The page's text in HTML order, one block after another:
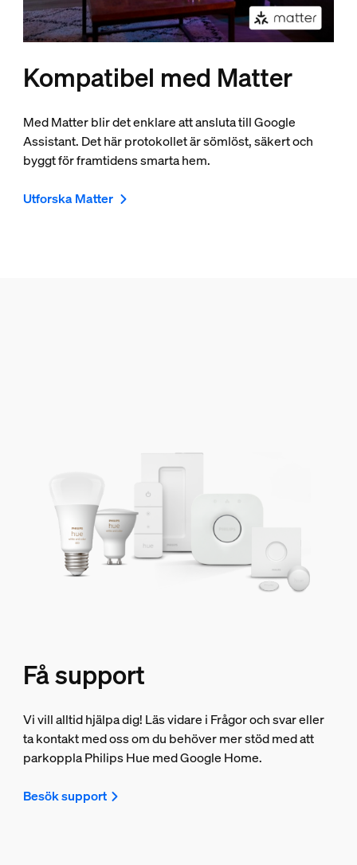
Kompatibel med Matter
Med Matter blir det enklare att ansluta till Google
Assistant. Det här protokollet är sömlöst, säkert och
byggt för framtidens smarta hem.
Utforska Matter
Få support
Vi vill alltid hjälpa dig! Läs vidare i Frågor och svar eller
ta kontakt med oss om du behöver mer stöd med att
parkoppla Philips Hue med Google Home.
Besök support